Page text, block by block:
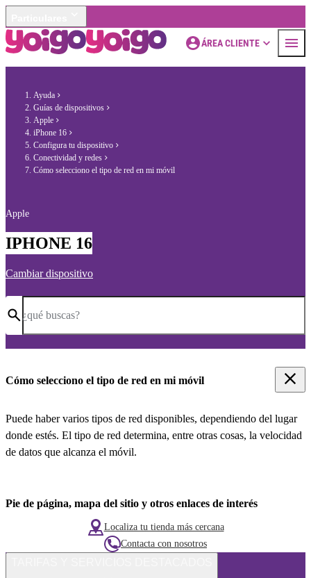
ÁREA CLIENTE
Ayuda
Guías de dispositivos
Apple
iPhone 16
Configura tu dispositivo
Conectividad y redes
Cómo selecciono el tipo de red en mi móvil
Apple
IPHONE 16
Cambiar dispositivo
¿qué buscas?
Cómo selecciono el tipo de red en mi móvil
Puede haber varios tipos de red disponibles, dependiendo del lugar
donde estés. El tipo de red determina, entre otras cosas, la velocidad
de datos que alcanza el móvil.
Pie de página, mapa del sitio y otros enlaces de interés
Localiza tu tienda más cercana
Contacta con nosotros